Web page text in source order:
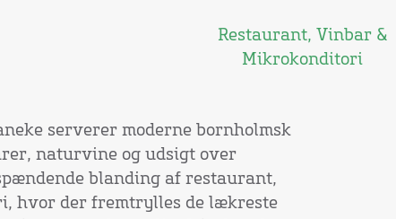
Restaurant, Vinbar &
Mikrokonditori
serverer moderne bornholmsk
naturvine og udsigt over
blanding af restaurant,
hvor der fremtrylles de lækreste